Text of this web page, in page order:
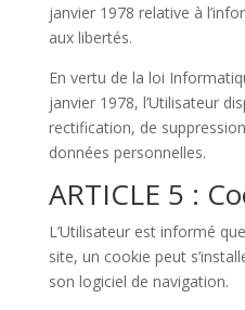
janvier 1978 relative à
aux libertés.
En vertu de la loi
janvier 1978, l’Utilisateur
rectification, de
données personnelles.
ARTICLE 5 :
L’Utilisateur est informé
site, un cookie peut
son logiciel de navigation.